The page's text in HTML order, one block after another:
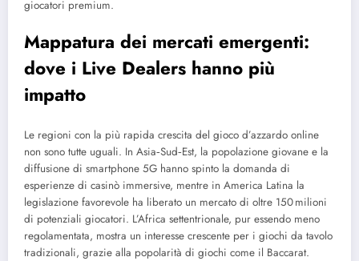
giocatori premium.
Mappatura dei mercati emergenti:
dove i Live Dealers hanno più
impatto
Le regioni con la più rapida crescita del gioco d’azzardo online
non sono tutte uguali. In Asia‑Sud‑Est, la popolazione giovane e la
diffusione di smartphone 5G hanno spinto la domanda di
esperienze di casinò immersive, mentre in America Latina la
legislazione favorevole ha liberato un mercato di oltre 150 milioni
di potenziali giocatori. L’Africa settentrionale, pur essendo meno
regolamentata, mostra un interesse crescente per i giochi da tavolo
tradizionali, grazie alla popolarità di giochi come il Baccarat.